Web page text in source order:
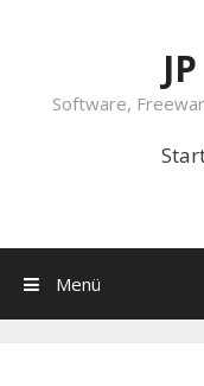
Software,
Menü